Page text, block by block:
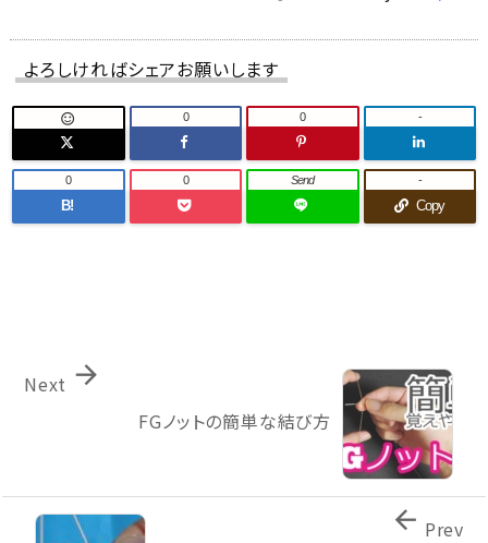
よろしければシェアお願いします
 0 0 -
B!
0 0 Send
Copy
-
FGノットの簡単な結び方

Next
 Prev